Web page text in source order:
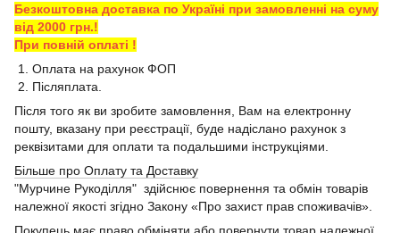
Безкоштовна доставка по Україні при замовленні на суму
від 2000 грн.!
При повній оплаті !
1. Оплата на рахунок ФОП
2. Післяплата.
Після того як ви зробите замовлення, Вам на електронну
пошту, вказану при реєстрації, буде надіслано рахунок з
реквізитами для оплати та подальшими інструкціями.
Більше про Оплату та Доставку
"Мурчине Рукоділля" здійснює повернення та обмін товарів
належної якості згідно Закону «Про захист прав споживачів».